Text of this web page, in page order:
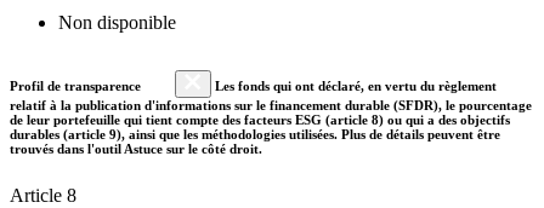
Non disponible
Profil de transparence
Les fonds qui ont déclaré, en vertu du règlement
relatif à la publication d'informations sur le financement durable (SFDR), le pourcentage
de leur portefeuille qui tient compte des facteurs ESG (article 8) ou qui a des objectifs
durables (article 9), ainsi que les méthodologies utilisées. Plus de détails peuvent être
trouvés dans l'outil Astuce sur le côté droit.
Article 8